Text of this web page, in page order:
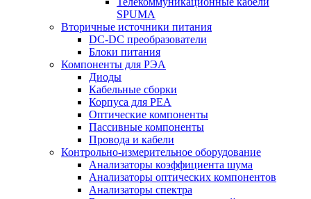
SPUMA
Вторичные источники питания
DC-DC преобразователи
Блоки питания
Компоненты для РЭА
Диоды
Кабельные сборки
Корпуса для РЕА
Оптические компоненты
Пассивные компоненты
Провода и кабели
Контрольно-измерительное оборудование
Анализаторы коэффициента шума
Анализаторы оптических компонентов
Анализаторы спектра